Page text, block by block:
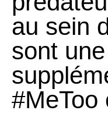
au sein
sont
#MeToo